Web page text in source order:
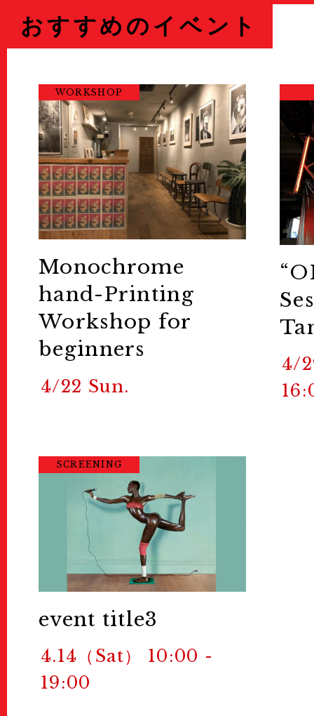
おすすめのイベント
WORKSHOP
Monochrome
hand-Printing
Workshop for
beginners
4/22 Sun.
4/
SCREENING
event title3
4.14（Sat） 10:00 -
19:00